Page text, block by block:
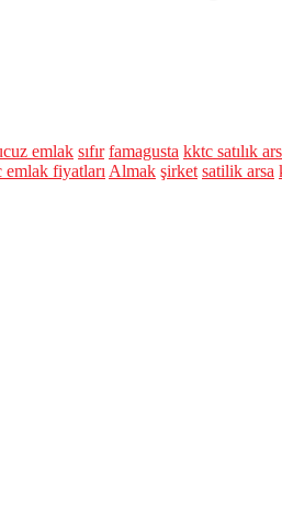
emlak sıfır famagusta kktc satılık
emlak fiyatları Almak şirket satilik arsa